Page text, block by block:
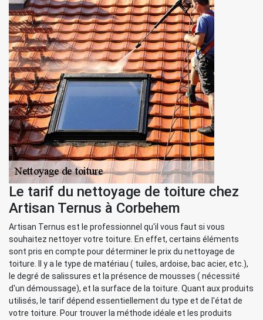
Le tarif du nettoyage de toiture chez
Artisan Ternus à Corbehem
Artisan Ternus est le professionnel qu'il vous faut si vous
souhaitez nettoyer votre toiture. En effet, certains éléments
sont pris en compte pour déterminer le prix du nettoyage de
toiture. Il y a le type de matériau ( tuiles, ardoise, bac acier, etc.),
le degré de salissures et la présence de mousses ( nécessité
d'un démoussage), et la surface de la toiture. Quant aux produits
utilisés, le tarif dépend essentiellement du type et de l'état de
votre toiture. Pour trouver la méthode idéale et les produits